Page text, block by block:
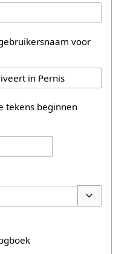
voor
tekens beginnen